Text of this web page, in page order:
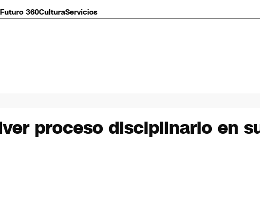
Futuro 360CulturaServicios
proceso disciplinario en